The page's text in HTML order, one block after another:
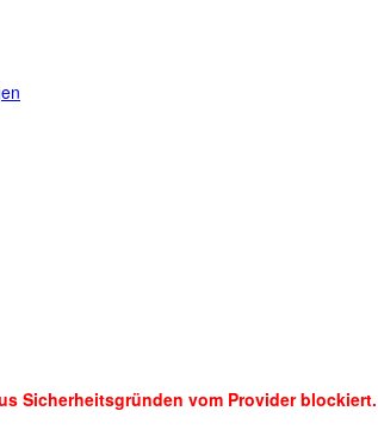
Sicherheitsgründen vom Provider blockiert.